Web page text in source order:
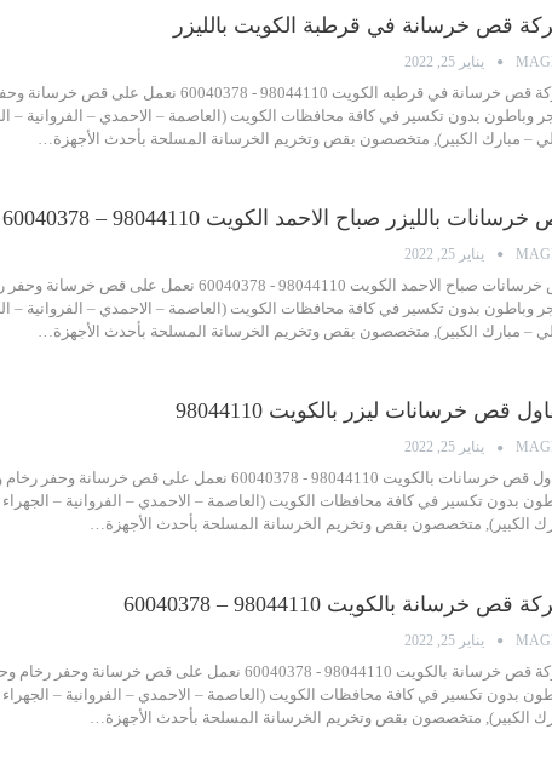
قص خرسانة في قرطبة الكويت بالليزر
يناير 25, 2022
شركة قص خرسانة في قرطبه الكويت 98044110 - 60040378 نعمل على قص
وباطون بدون تكسير في كافة محافظات الكويت (العاصمة – الاحمدي – الفروانية –
– مبارك الكبير), متخصصون بقص وتخريم الخرسانة المسلحة بأحدث الأجهزة…
بالليزر صباح الاحمد الكويت 98044110 – 60040378
يناير 25, 2022
قص خرسانات صباح الاحمد الكويت 98044110 - 60040378 نعمل على قص
وباطون بدون تكسير في كافة محافظات الكويت (العاصمة – الاحمدي – الفروانية –
– مبارك الكبير), متخصصون بقص وتخريم الخرسانة المسلحة بأحدث الأجهزة…
قص خرسانات ليزر بالكويت 98044110
يناير 25, 2022
مقاول قص خرسانات بالكويت 98044110 - 60040378 نعمل على قص خرسانة وحفر
بدون تكسير في كافة محافظات الكويت (العاصمة – الاحمدي – الفروانية –
الكبير), متخصصون بقص وتخريم الخرسانة المسلحة بأحدث الأجهزة…
قص خرسانة بالكويت 98044110 – 60040378
يناير 25, 2022
شركة قص خرسانة بالكويت 98044110 - 60040378 نعمل على قص خرسانة وحفر
بدون تكسير في كافة محافظات الكويت (العاصمة – الاحمدي – الفروانية –
الكبير), متخصصون بقص وتخريم الخرسانة المسلحة بأحدث الأجهزة…